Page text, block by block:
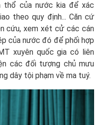
thổ của nước kia để xác
theo quy định... Căn cứ
cứu, xem xét cử các cán
của nước đó để phối hợp
xuyên quốc gia có liên
các đối tượng chủ mưu
dây tội phạm về ma tuý.